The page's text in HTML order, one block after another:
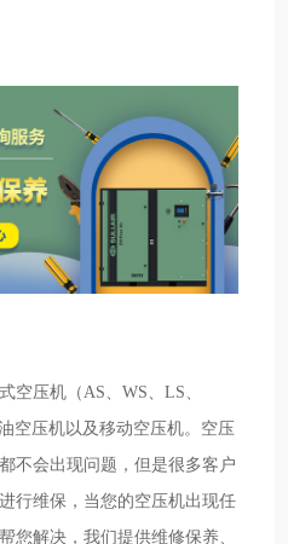
空压机（AS、WS、LS、
空压机以及移动空压机。空压
不会出现问题，但是很多客户
行维保，当您的空压机出现任
您解决，我们提供维修保养、